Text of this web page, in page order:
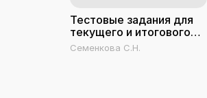
Тестовые задания для
текущего и итогового
контроля по дисциплине
Семенкова С.Н.